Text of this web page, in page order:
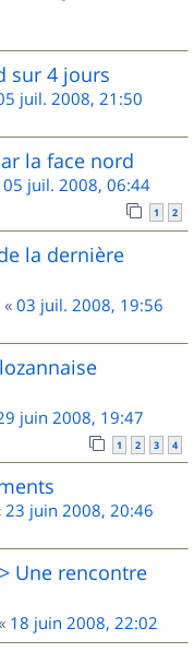
sur 4 jours
juil. 2008, 21:50
la face nord
05 juil. 2008, 06:44
1 2
la dernière
« 03 juil. 2008, 19:56
juin 2008, 19:47
1 2 3 4
23 juin 2008, 20:46
Une rencontre
18 juin 2008, 22:02